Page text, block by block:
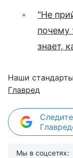
"Не
почему
знает,
Наши
Главред
Мы в соцсетях: